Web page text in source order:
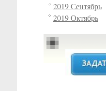
2019 Сентябрь
2019 Октябрь